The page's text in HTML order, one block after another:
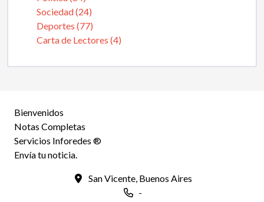
Sociedad (24)
Deportes (77)
Carta de Lectores (4)
Bienvenidos
Notas Completas
Servicios Inforedes ®
Envía tu noticia.
San Vicente, Buenos Aires
-